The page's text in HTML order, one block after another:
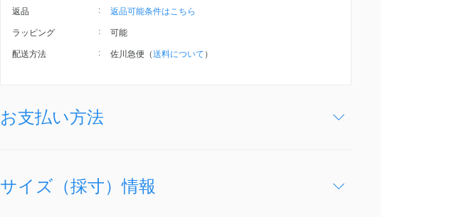
返品 返品可能条件はこちら
ラッピング 可能
配送方法 佐川急便（送料について ）
お支払い方法
サイズ（採寸）情報